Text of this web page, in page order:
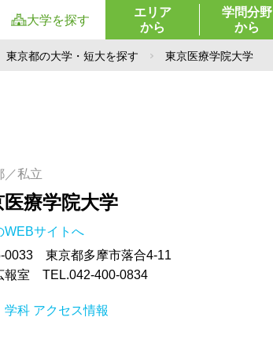
大学を探す
エリア
から
学問分野
から
東京都の大学・短大を探す 東京医療学院大学
／私立
医療学院大学
WEBサイトへ
0033 東京都多摩市落合4-11
報室 TEL.042-400-0834
学科 アクセス情報